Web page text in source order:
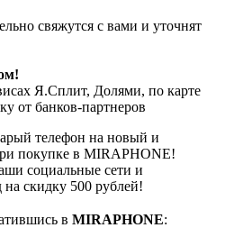
свяжутся с вами и уточнят
Я.Сплит, Долями, по карте
от банков-партнеров
телефон на новый и
покупке в MIRAPHONE!
социальные сети и
на скидку 500 рублей!
в MIRAPHONE: